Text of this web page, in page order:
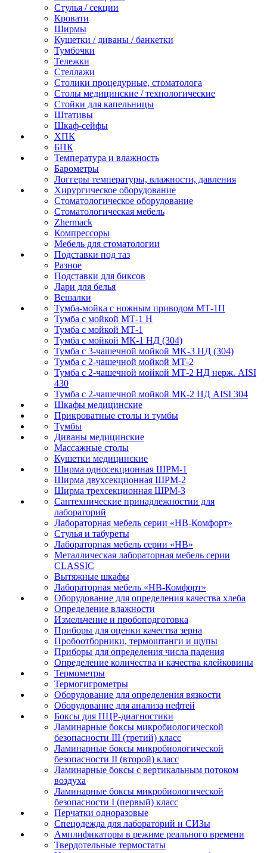
Стулья / секции
Кровати
Ширмы
Кушетки / диваны / банкетки
Тумбочки
Тележки
Стеллажи
Столики процедурные, стоматолога
Столы медицинские / технологические
Стойки для капельницы
Штативы
Шкаф-сейфы
ХПК
БПК
Температура и влажность
Барометры
Логгеры температуры, влажности, давления
Хирургическое оборудование
Стоматологическое оборудование
Стоматологическая мебель
Zhermack
Компрессоры
Мебель для стоматологии
Подставки под таз
Разное
Подставки для биксов
Лари для белья
Вешалки
Тумба-мойка с ножным приводом МТ-1П
Тумба с мойкой МТ-1 Н
Тумба с мойкой МТ-1
Тумба с мойкой МК-1 НД (304)
Тумба с 3-чашечной мойкой МK-3 НД (304)
Тумба с 2-чашечной мойкой МТ-2
Тумба с 2-чашечной мойкой МТ-2 НД нерж. AISI
430
Тумба с 2-чашечной мойкой МК-2 НД AISI 304
Шкафы медицинские
Прикроватные столы и тумбы
Тумбы
Диваны медицинские
Массажные столы
Кушетки медицинские
Ширма односекционная ШРМ-1
Ширма двухсекционная ШРМ-2
Ширма трехсекционная ШРМ-3
Сантехнические принадлежностии для
лабораторий
Лабораторная мебель серии «НВ-Комфорт»
Стулья и табуреты
Лабораторная мебель серии «НВ»
Металлическая лабораторная мебель серии
CLASSIC
Вытяжные шкафы
Лабораторная мебель «НВ-Комфорт»
Оборудование для определения качества хлеба
Определение влажности
Измельчение и пробоподготовка
Приборы для оценки качества зерна
Пробоотборники, термоштанги и щупы
Приборы для определения числа падения
Определение количества и качества клейковины
Термометры
Термогигрометры
Оборудование для определения вязкости
Оборудование для анализа нефтей
Боксы для ПЦР-диагностики
Ламинарные боксы микробиологической
безопасности III (третий) класс
Ламинарные боксы микробиологической
безопасности II (второй) класс
Ламинарные боксы с вертикальным потоком
воздуха
Ламинарные боксы микробиологической
безопасности I (первый) класс
Перчатки одноразовые
Спецодежда для лабораторий и СИЗы
Амплификаторы в режиме реального времени
Твердотельные термостаты